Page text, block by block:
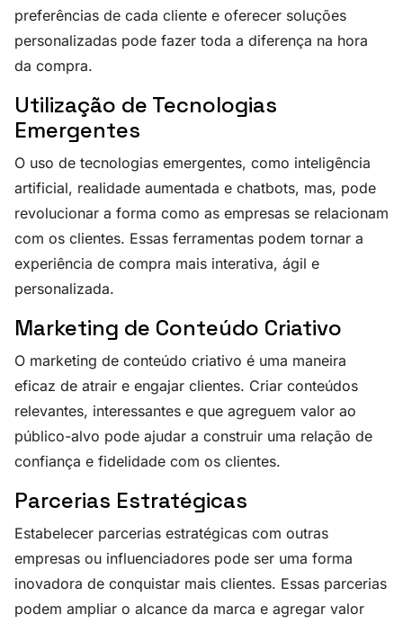
preferências de cada cliente e oferecer soluções
personalizadas pode fazer toda a diferença na hora
da compra.
Utilização de Tecnologias
Emergentes
O uso de tecnologias emergentes, como inteligência
artificial, realidade aumentada e chatbots, mas, pode
revolucionar a forma como as empresas se relacionam
com os clientes. Essas ferramentas podem tornar a
experiência de compra mais interativa, ágil e
personalizada.
Marketing de Conteúdo Criativo
O marketing de conteúdo criativo é uma maneira
eficaz de atrair e engajar clientes. Criar conteúdos
relevantes, interessantes e que agreguem valor ao
público-alvo pode ajudar a construir uma relação de
confiança e fidelidade com os clientes.
Parcerias Estratégicas
Estabelecer parcerias estratégicas com outras
empresas ou influenciadores pode ser uma forma
inovadora de conquistar mais clientes. Essas parcerias
podem ampliar o alcance da marca e agregar valor